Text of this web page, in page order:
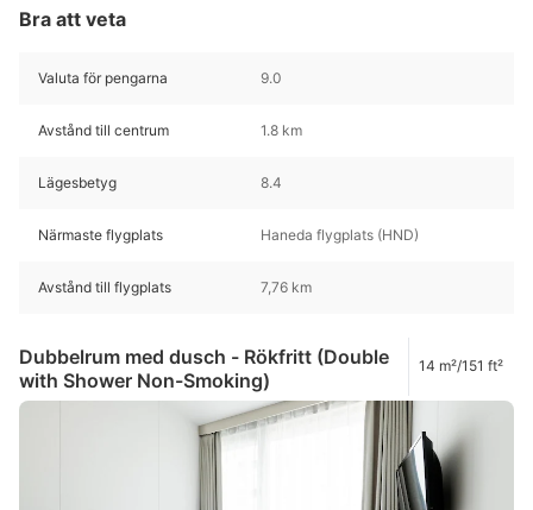
Bra att veta
Valuta för pengarna 9.0
Avstånd till centrum 1.8 km
Lägesbetyg 8.4
Närmaste flygplats Haneda flygplats (HND)
Avstånd till flygplats 7,76 km
Dubbelrum med dusch - Rökfritt (Double
with Shower Non-Smoking)
14 m²/151 ft²